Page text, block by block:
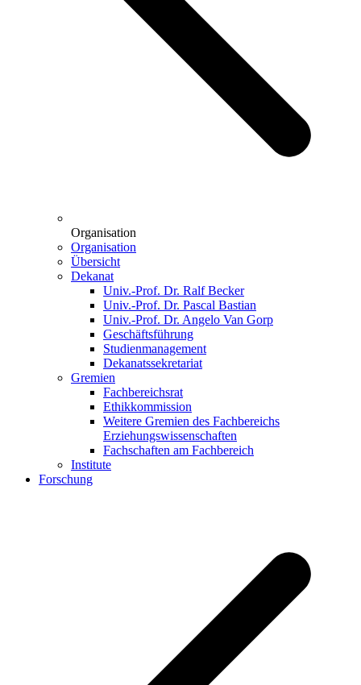
Organisation
Organisation
Übersicht
Dekanat
Univ.-Prof. Dr. Ralf Becker
Univ.-Prof. Dr. Pascal Bastian
Univ.-Prof. Dr. Angelo Van Gorp
Geschäftsführung
Studienmanagement
Dekanatssekretariat
Gremien
Fachbereichsrat
Ethikkommission
Weitere Gremien des Fachbereichs
Erziehungswissenschaften
Fachschaften am Fachbereich
Institute
Forschung